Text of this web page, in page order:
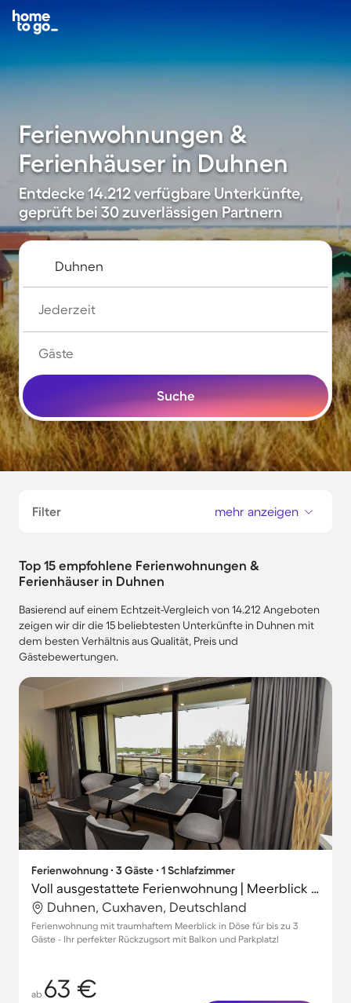
Ferienwohnungen &
Ferienhäuser in Duhnen
Entdecke 14.212 verfügbare Unterkünfte,
geprüft bei 30 zuverlässigen Partnern
Jederzeit
Gäste
Suche
Filter mehr anzeigen
Top 15 empfohlene Ferienwohnungen &
Ferienhäuser in Duhnen
Basierend auf einem Echtzeit-Vergleich von 14.212 Angeboten
zeigen wir dir die 15 beliebtesten Unterkünfte in Duhnen mit
dem besten Verhältnis aus Qualität, Preis und
Gästebewertungen.
Ferienwohnung ∙ 3 Gäste ∙ 1 Schlafzimmer
Voll ausgestattete Ferienwohnung | Meerblick | Neben dem Strand
Duhnen, Cuxhaven, Deutschland
Ferienwohnung mit traumhaftem Meerblick in Döse für bis zu 3
Gäste - Ihr perfekter Rückzugsort mit Balkon und Parkplatz!
ab 63 €